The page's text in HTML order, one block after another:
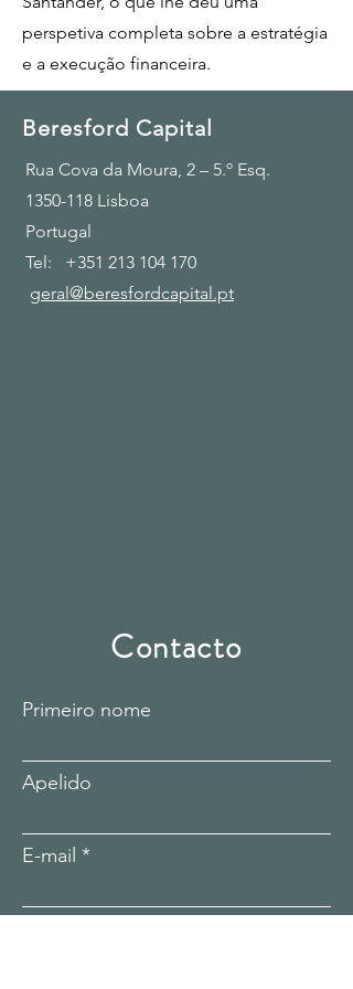
perspetiva completa sobre a estratégia
e a execução financeira.
Beresford Capital
Rua Cova da Moura, 2 – 5.º Esq.
1350-118 Lisboa
Portugal
Tel: +351 213 104 170
geral@beresfordcapital.pt
Contacto
Primeiro nome
Apelido
E-mail